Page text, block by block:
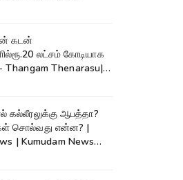
கடன்
லட்சம் கோடியாக
Thangam Thenarasu|
கல்லீரலுக்கு ஆபத்தா?
சொல்வது என்ன? |
| Kumudam News